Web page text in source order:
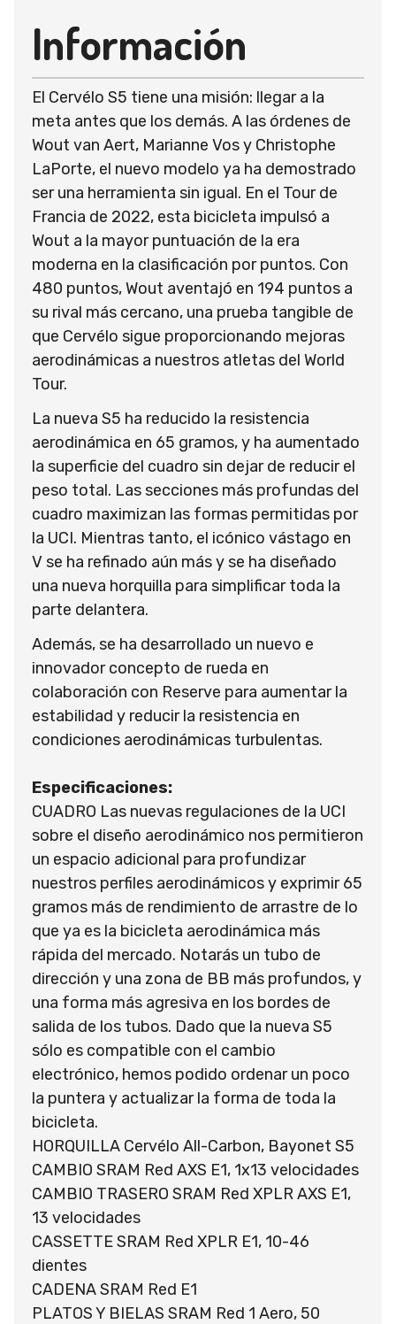
Información
El Cervélo S5 tiene una misión: llegar a la
meta antes que los demás. A las órdenes de
Wout van Aert, Marianne Vos y Christophe
LaPorte, el nuevo modelo ya ha demostrado
ser una herramienta sin igual. En el Tour de
Francia de 2022, esta bicicleta impulsó a
Wout a la mayor puntuación de la era
moderna en la clasificación por puntos. Con
480 puntos, Wout aventajó en 194 puntos a
su rival más cercano, una prueba tangible de
que Cervélo sigue proporcionando mejoras
aerodinámicas a nuestros atletas del World
Tour.
La nueva S5 ha reducido la resistencia
aerodinámica en 65 gramos, y ha aumentado
la superficie del cuadro sin dejar de reducir el
peso total. Las secciones más profundas del
cuadro maximizan las formas permitidas por
la UCI. Mientras tanto, el icónico vástago en
V se ha refinado aún más y se ha diseñado
una nueva horquilla para simplificar toda la
parte delantera.
Además, se ha desarrollado un nuevo e
innovador concepto de rueda en
colaboración con Reserve para aumentar la
estabilidad y reducir la resistencia en
condiciones aerodinámicas turbulentas.
Especificaciones:
CUADRO Las nuevas regulaciones de la UCI
sobre el diseño aerodinámico nos permitieron
un espacio adicional para profundizar
nuestros perfiles aerodinámicos y exprimir 65
gramos más de rendimiento de arrastre de lo
que ya es la bicicleta aerodinámica más
rápida del mercado. Notarás un tubo de
dirección y una zona de BB más profundos, y
una forma más agresiva en los bordes de
salida de los tubos. Dado que la nueva S5
sólo es compatible con el cambio
electrónico, hemos podido ordenar un poco
la puntera y actualizar la forma de toda la
bicicleta.
HORQUILLA Cervélo All-Carbon, Bayonet S5
CAMBIO SRAM Red AXS E1, 1x13 velocidades
CAMBIO TRASERO SRAM Red XPLR AXS E1,
13 velocidades
CASSETTE SRAM Red XPLR E1, 10-46
dientes
CADENA SRAM Red E1
PLATOS Y BIELAS SRAM Red 1 Aero, 50